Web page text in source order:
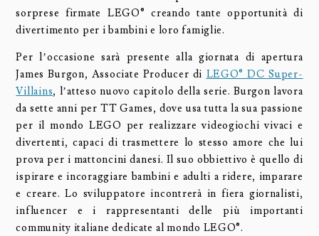
sorprese firmate LEGO® creando tante opportunità di
divertimento per i bambini e loro famiglie.
Per l’occasione sarà presente alla giornata di apertura
James Burgon, Associate Producer di LEGO® DC Super-
Villains, l’atteso nuovo capitolo della serie. Burgon lavora
da sette anni per TT Games, dove usa tutta la sua passione
per il mondo LEGO per realizzare videogiochi vivaci e
divertenti, capaci di trasmettere lo stesso amore che lui
prova per i mattoncini danesi. Il suo obbiettivo è quello di
ispirare e incoraggiare bambini e adulti a ridere, imparare
e creare. Lo sviluppatore incontrerà in fiera giornalisti,
influencer e i rappresentanti delle più importanti
community italiane dedicate al mondo LEGO®.